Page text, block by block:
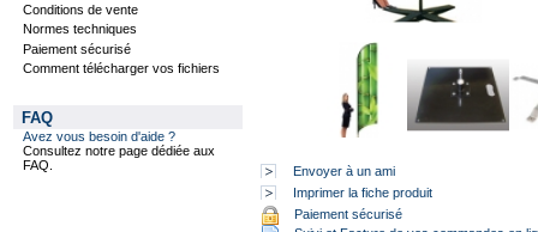
Conditions de vente
Normes techniques
Paiement sécurisé
Comment télécharger vos fichiers
FAQ
Avez vous besoin d'aide ?
Consultez notre page dédiée aux
FAQ.
Envoyer à un ami
Imprimer la fiche produit
Paiement sécurisé